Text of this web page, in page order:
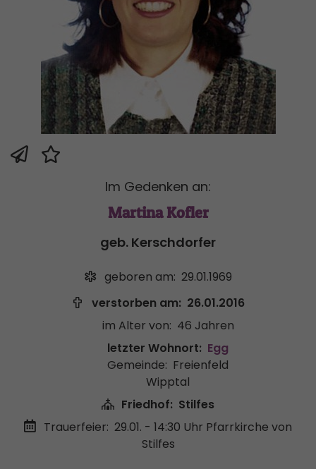
Im Gedenken an:
Martina Kofler
geb. Kerschdorfer
geboren am: 29.01.1969
verstorben am: 26.01.2016
im Alter von: 46 Jahren
letzter Wohnort: Egg
Gemeinde: Freienfeld
Wipptal
Friedhof: Stilfes
Trauerfeier: 29.01. - 14:30 Uhr Pfarrkirche von
Stilfes